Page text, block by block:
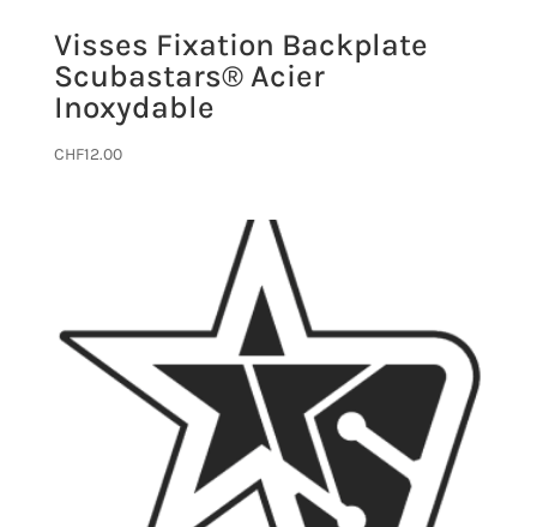
Visses Fixation Backplate
Scubastars® Acier
Inoxydable
CHF12.00